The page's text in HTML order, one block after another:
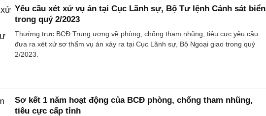
Yêu cầu xét xử vụ án tại Cục Lãnh sự, Bộ Tư lệnh Cảnh sát biển
trong quý 2/2023
Thường trực BCĐ Trung ương về phòng, chống tham nhũng, tiêu cực yêu cầu
đưa ra xét xử sơ thẩm vụ án xảy ra tại Cục Lãnh sự, Bộ Ngoại giao trong quý
2/2023.
Sơ kết 1 năm hoạt động của BCĐ phòng, chống tham nhũng,
tiêu cực cấp tỉnh